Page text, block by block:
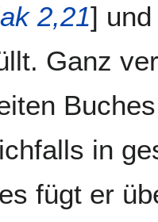
2,21]
Ganz
in
fügt er